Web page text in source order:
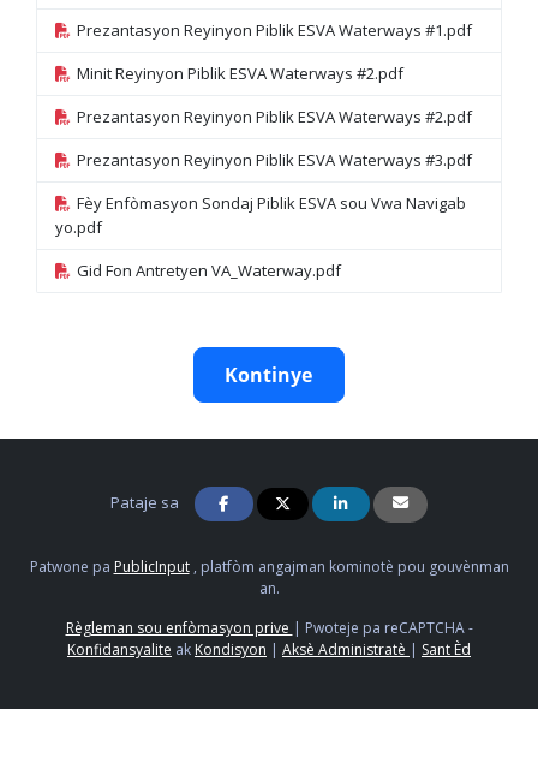
Prezantasyon Reyinyon Piblik ESVA Waterways #1.pdf
Minit Reyinyon Piblik ESVA Waterways #2.pdf
Prezantasyon Reyinyon Piblik ESVA Waterways #2.pdf
Prezantasyon Reyinyon Piblik ESVA Waterways #3.pdf
Fèy Enfòmasyon Sondaj Piblik ESVA sou Vwa Navigab
yo.pdf
Gid Fon Antretyen VA_Waterway.pdf
Kontinye
Pataje sa
Patwone pa PublicInput, platfòm angajman kominotè pou gouvènman
an.
Règleman sou enfòmasyon prive | Pwoteje pa reCAPTCHA -
Konfidansyalite ak Kondisyon | Aksè Administratè | Sant Èd